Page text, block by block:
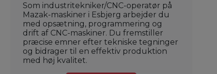
Som industritekniker/CNC-operatør på
Mazak-maskiner i Esbjerg arbejder du
med opsætning, programmering og
drift af CNC-maskiner. Du fremstiller
præcise emner efter tekniske tegninger
og bidrager til en effektiv produktion
med høj kvalitet.